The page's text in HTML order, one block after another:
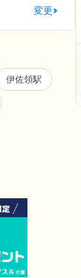
変更
伊佐領駅